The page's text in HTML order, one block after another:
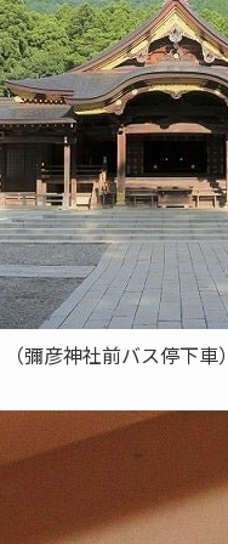
彦神社前バス停下車